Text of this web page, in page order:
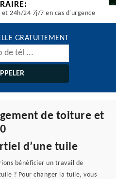
24h/24 7j/7 en cas d'urgence
GRATUITEMENT
de toiture et
d’une tuile
bénéficier un travail de
? Pour changer la tuile, vous